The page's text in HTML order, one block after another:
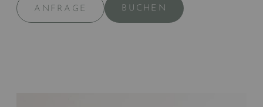
ANFRAGE BUCHEN